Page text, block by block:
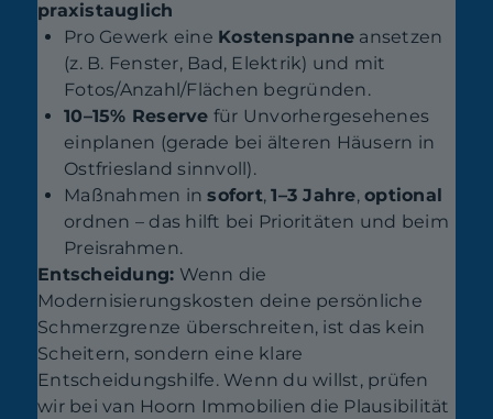
praxistauglich
Pro Gewerk eine Kostenspanne ansetzen
(z. B. Fenster, Bad, Elektrik) und mit
Fotos/Anzahl/Flächen begründen.
10–15% Reserve für Unvorhergesehenes
einplanen (gerade bei älteren Häusern in
Ostfriesland sinnvoll).
Maßnahmen insofort,1–3 Jahre,optional
ordnen – das hilft bei Prioritäten und beim
Preisrahmen.
Entscheidung: Wenn die
Modernisierungskosten deine persönliche
Schmerzgrenze überschreiten, ist das kein
Scheitern, sondern eine klare
Entscheidungshilfe. Wenn du willst, prüfen
wir bei van Hoorn Immobilien die Plausibilität